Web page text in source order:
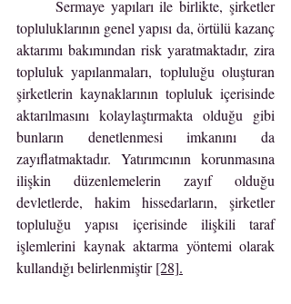
topluluklarının genel yapısı da, örtülü kazanç
aktarımı bakımından risk yaratmaktadır, zira
topluluk yapılanmaları, topluluğu oluşturan
şirketlerin kaynaklarının topluluk içerisinde
aktarılmasını kolaylaştırmakta olduğu gibi
bunların denetlenmesi imkanını da
zayıflatmaktadır. Yatırımcının korunmasına
ilişkin düzenlemelerin zayıf olduğu
devletlerde, hakim hissedarların, şirketler
topluluğu yapısı içerisinde ilişkili taraf
işlemlerini kaynak aktarma yöntemi olarak
kullandığı belirlenmiştir [28].